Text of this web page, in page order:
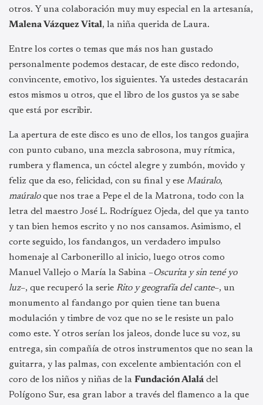
otros. Y una colaboración muy muy especial en la artesanía,
Malena Vázquez Vital, la niña querida de Laura.
Entre los cortes o temas que más nos han gustado
personalmente podemos destacar, de este disco redondo,
convincente, emotivo, los siguientes. Ya ustedes destacarán
estos mismos u otros, que el libro de los gustos ya se sabe
que está por escribir.
La apertura de este disco es uno de ellos, los tangos guajira
con punto cubano, una mezcla sabrosona, muy rítmica,
rumbera y flamenca, un cóctel alegre y zumbón, movido y
feliz que da eso, felicidad, con su final y ese Maúralo,
maúraloque nos trae a Pepe el de la Matrona, todo con la
letra del maestro José L. Rodríguez Ojeda, del que ya tanto
y tan bien hemos escrito y no nos cansamos. Asimismo, el
corte seguido, los fandangos, un verdadero impulso
homenaje al Carbonerillo al inicio, luego otros como
Manuel Vallejo o María la Sabina –Oscurita y sin tené yo
luz–, que recuperó la serie Rito y geografía del cante–, un
monumento al fandango por quien tiene tan buena
modulación y timbre de voz que no se le resiste un palo
como este. Y otros serían los jaleos, donde luce su voz, su
entrega, sin compañía de otros instrumentos que no sean la
guitarra, y las palmas, con excelente ambientación con el
coro de los niños y niñas de la Fundación Alalá del
Polígono Sur, esa gran labor a través del flamenco a la que